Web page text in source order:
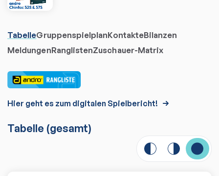
TabelleGruppenspielplanKontakteBilanzen
MeldungenRanglistenZuschauer-Matrix
Hier geht es zum digitalen Spielbericht!
Tabelle (gesamt)